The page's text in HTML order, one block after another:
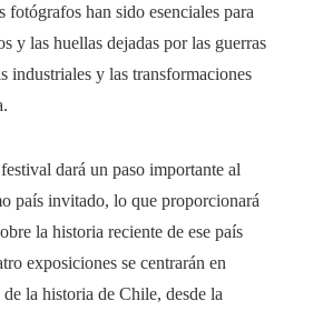
han sido esenciales para
y las huellas dejadas por las guerras
industriales y las transformaciones
dará un paso importante al
país invitado, lo que proporcionará
la historia reciente de ese país
exposiciones se centrarán en
de la historia de Chile, desde la